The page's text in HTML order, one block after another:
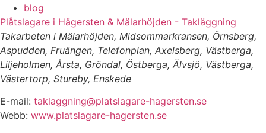
blog
Plåtslagare i Hägersten & Mälarhöjden - Takläggning
Takarbeten i Mälarhöjden, Midsommarkransen, Örnsberg,
Aspudden, Fruängen, Telefonplan, Axelsberg, Västberga,
Liljeholmen, Årsta, Gröndal, Östberga, Älvsjö, Västberga,
Västertorp, Stureby, Enskede
E-mail: taklaggning@platslagare-hagersten.se
Webb: www.platslagare-hagersten.se